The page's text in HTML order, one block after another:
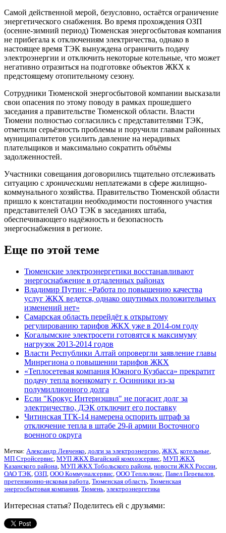
Самой действенной мерой, безусловно, остаётся ограничение
энергетического снабжения. Во время прохождения ОЗП
(осенне-зимний период) Тюменская энергосбытовая компания
не прибегала к отключениям электричества, однако в
настоящее время ТЭК вынуждена ограничить подачу
электроэнергии и отключить некоторые котельные, что может
негативно отразиться на подготовке объектов ЖКХ к
предстоящему отопительному сезону.
Сотрудники Тюменской энергосбытовой компании высказали
свои опасения по этому поводу в рамках прошедшего
заседания а правительстве Тюменской области. Власти
Тюмени полностью согласились с представителями ТЭК,
отметили серьёзность проблемы и поручили главам районных
муниципалитетов усилить давление на нерадивых
плательщиков и максимально сократить объёмы
задолженностей.
Участники совещания договорились тщательно отслеживать
ситуацию с хроническими неплатежами в сфере жилищно-
коммунального хозяйства. Правительство Тюменской области
пришло к констатации необходимости постоянного участия
представителей ОАО ТЭК в заседаниях штаба,
обеспечивающего надёжность и безопасность
энергоснабжения в регионе.
Еще по этой теме
Тюменские электроэнергетики восстанавливают
энергоснабжение в отдаленных районах
Владимир Путин: «Работа по повышению качества
услуг ЖКХ ведется, однако ощутимых положительных
изменений нет»
Самарская область перейдёт к открытому
регулированию тарифов ЖКХ уже в 2014-ом году
Когалымские электросети готовятся к максимуму
нагрузок 2013-2014 годов
Власти Республики Алтай опровергли заявление главы
Минрегиона о повышении тарифов ЖКХ
«Теплосетевая компания Южного Кузбасса» прекратит
подачу тепла военкомату г. Осинники из-за
полумиллионного долга
Если "Крокус Интернэшнл" не погасит долг за
электричество, ДЭК отключит его поставку
Читинская ТГК-14 намерена оспорить штраф за
отключение тепла в штабе 29-й армии Восточного
военного округа
Метки: Александр Левченко долги за электроэнергию ЖКХ котельные
МП Стройсервис МУП ЖКХ Вагайский комхозсервис МУП ЖКХ
Казанского района МУП ЖКХ Тобольского района новости ЖКХ России
ОАО ТЭК ОЗП ООО Коммуналсервис ООО Теплолюкс Павел Перевалов
претензионно-исковая работа Тюменская область Тюменская
энергосбытовая компания Тюмень электроэнергетика
Интересная статья? Поделитесь ей с друзьями: